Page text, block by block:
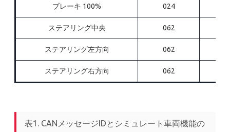
ブレーキ 100% 024
ステアリング中央 062
ステアリング左方向 062
ステアリング右方向 062
表1. CANメッセージIDとシミュレート車両機能の